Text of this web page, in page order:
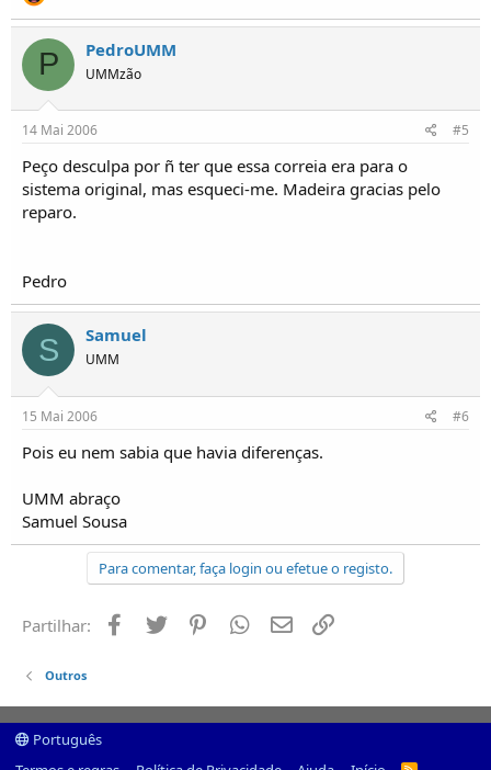
P PedroUMM
UMMzão
14 Mai 2006 #5
Peço desculpa por ñ ter que essa correia era para o
sistema original, mas esqueci-me. Madeira gracias pelo
reparo.
Pedro
S Samuel
UMM
15 Mai 2006 #6
Pois eu nem sabia que havia diferenças.
UMM abraço
Samuel Sousa
Para comentar, faça login ou efetue o registo.
Partilhar: Facebook
Twitter PinterestWhatsapp
Email
Outros
Português